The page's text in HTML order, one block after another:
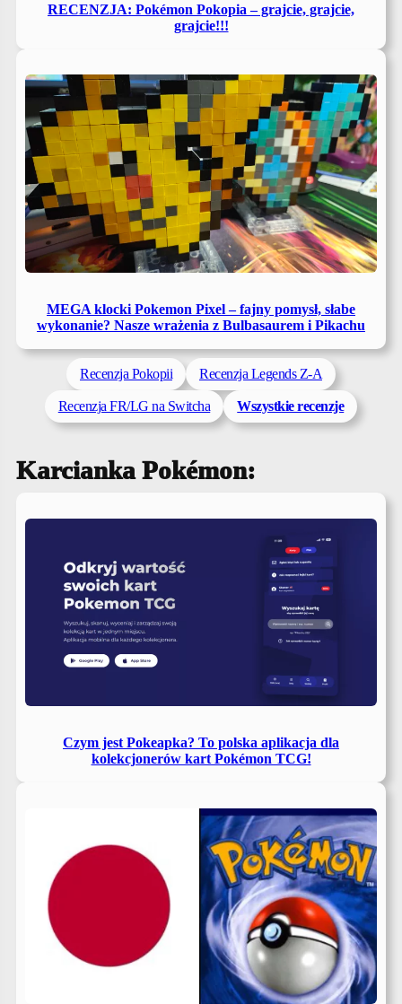
RECENZJA: Pokémon Pokopia – grajcie, grajcie,
grajcie!!!
MEGA klocki Pokemon Pixel – fajny pomysł, słabe
wykonanie? Nasze wrażenia z Bulbasaurem i Pikachu
Recenzja Pokopii
Recenzja Legends Z-A
Recenzja FR/LG na Switcha
Wszystkie recenzje
Karcianka Pokémon:
Czym jest Pokeapka? To polska aplikacja dla
kolekcjonerów kart Pokémon TCG!